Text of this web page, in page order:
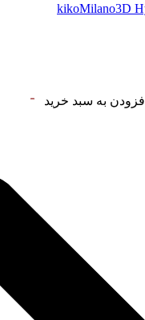
افزودن به سبد خرید